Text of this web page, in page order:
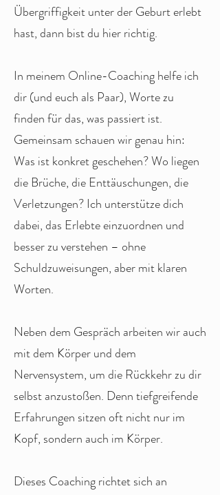
Übergriffigkeit unter der Geburt erlebt
hast, dann bist du hier richtig.
In meinem Online-Coaching helfe ich
dir (und euch als Paar), Worte zu
finden für das, was passiert ist.
Gemeinsam schauen wir genau hin:
Was ist konkret geschehen? Wo liegen
die Brüche, die Enttäuschungen, die
Verletzungen? Ich unterstütze dich
dabei, das Erlebte einzuordnen und
besser zu verstehen – ohne
Schuldzuweisungen, aber mit klaren
Worten.
Neben dem Gespräch arbeiten wir auch
mit dem Körper und dem
Nervensystem, um die Rückkehr zu dir
selbst anzustoßen. Denn tiefgreifende
Erfahrungen sitzen oft nicht nur im
Kopf, sondern auch im Körper.
Dieses Coaching richtet sich an